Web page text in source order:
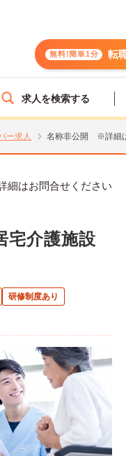
無料!簡単1分 転
求人を検索する
ー求人 名称非公開 ※詳細
はお問合せください
宅介護施設
研修制度あり